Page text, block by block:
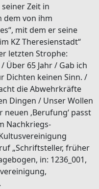
Zeit in
dem von ihm
mit dem er seine
KZ Theresienstadt“
letzten Strophe:
Über 65 Jahr / Gab ich
Dichten keinen Sinn. /
die Abwehrkräfte
Dingen / Unser Wollen
neuen ‚Berufung‘ passt
Nachkriegs-
„Schriftsteller, früher
in: 1236_001,